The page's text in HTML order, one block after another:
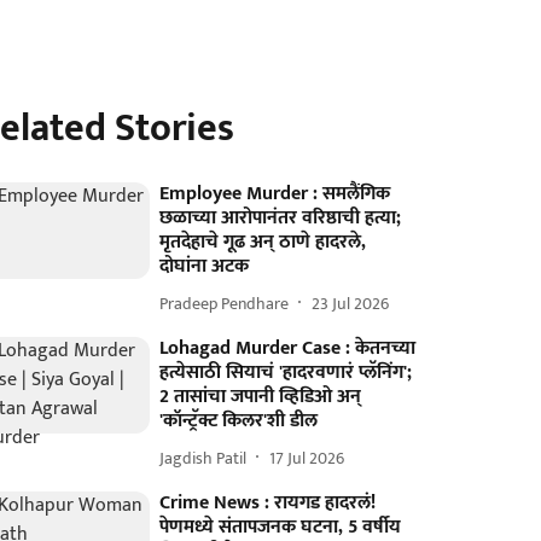
Stories
Employee Murder : समलैंगिक
छळाच्या आरोपानंतर वरिष्ठाची हत्या;
मृतदेहाचे गूढ अन् ठाणे हादरले,
दोघांना अटक
Pradeep Pendhare 23 Jul 2026
Lohagad Murder Case : केतनच्या
हत्येसाठी सियाचं 'हादरवणारं प्लॅनिंग';
2 तासांचा जपानी व्हिडिओ अन्
'कॉन्ट्रॅक्ट किलर'शी डील
Jagdish Patil 17 Jul 2026
Crime News : रायगड हादरलं!
पेणमध्ये संतापजनक घटना, 5 वर्षीय